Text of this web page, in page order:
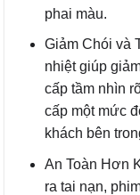
phai màu.
Giảm Chói và
nhiệt giúp
cấp tầm nhìn
cấp một mức
khách bên
An Toàn Hơn
ra tai nạn,